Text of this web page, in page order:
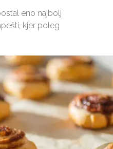
eno najbolj
kjer poleg